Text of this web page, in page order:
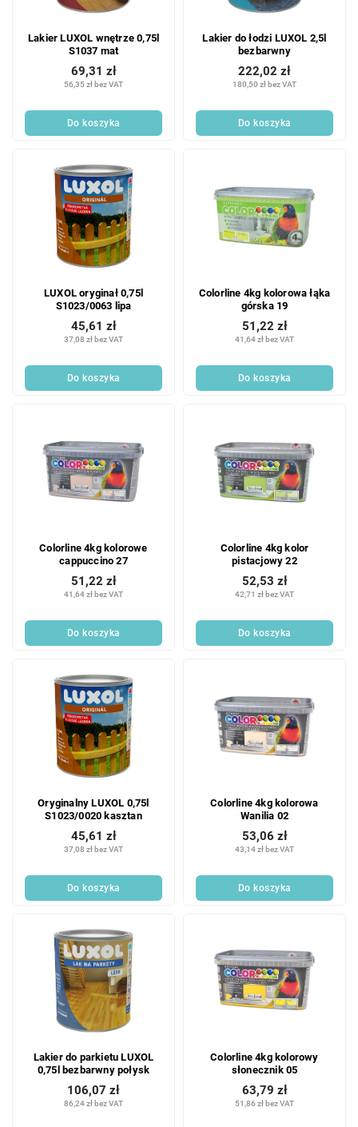
Lakier LUXOL wnętrze 0,75l
S1037 mat
56,35 zł bez VAT
69,31 zł
Do koszyka
Lakier do łodzi LUXOL 2,5l
bezbarwny
180,50 zł bez VAT
222,02 zł
Do koszyka
LUXOL oryginał 0,75l
S1023/0063 lipa
37,08 zł bez VAT
45,61 zł
Do koszyka
Colorline 4kg kolorowa łąka
górska 19
41,64 zł bez VAT
51,22 zł
Do koszyka
Colorline 4kg kolorowe
cappuccino 27
41,64 zł bez VAT
51,22 zł
Do koszyka
Colorline 4kg kolor
pistacjowy 22
42,71 zł bez VAT
52,53 zł
Do koszyka
Oryginalny LUXOL 0,75l
S1023/0020 kasztan
37,08 zł bez VAT
45,61 zł
Do koszyka
Colorline 4kg kolorowa
Wanilia 02
43,14 zł bez VAT
53,06 zł
Do koszyka
Lakier do parkietu LUXOL
0,75l bezbarwny połysk
86,24 zł bez VAT
106,07 zł
Colorline 4kg kolorowy
słonecznik 05
51,86 zł bez VAT
63,79 zł